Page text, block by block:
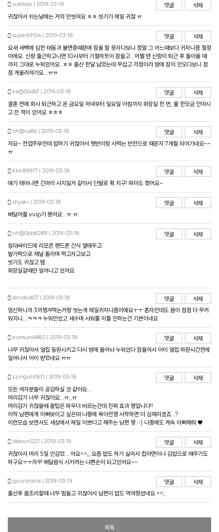
warbasi | 2019-03-18 삭제
댓글
귀찮아서 쉬는날에는 거의 안씻어요 ㅎㅎ 씻기가 제일 귀찮 ㅠ
superb1104 | 2019-03-18 삭제
댓글
요새 새벽에 심한 태동과 불면증때문에 잠을 잘 못자다보니 정말 그 어느때보다 귀차니즘 절정
이에요. 신랑 출근하고나면 10시부터 기절하듯이 잠들고.. 어쩔 땐 신랑이 퇴근 후 돌아올 때
까지 그대로 누워있어요..ㅎㅎ 출산 한달 남았는데 무섭고 걱정이라 밤에 잠이 안오다보니 점
점 게을러져가요...ㅠㅠ
ka@5bd6f | 2019-03-18 삭제
댓글
결혼 전에 회사 퇴근하고 온 금요일 저녁부터 일요일 아침까지 화장실 한 번, 물 한모금 안마시
고 잔 적이 있어요 ㅎㅎㅎ
nh@ca8b | 2019-03-18 삭제
댓글
저요~ 전업주부인데 밥하기 귀찮아서 햇반이랑 사먹는 반찬으로 때운지 7개월 되어가네요~~
ㅠ
kkk89917 | 2019-03-18 삭제
댓글
애기 태어나면 긴머리 사치일거 같아서 단발로 확 치구! 파마도 했어요~
shyaki | 2019-03-18 삭제
댓글
배달어플 vvip가 됐어요...ㅠ.ㅠ
nh@5bb8289 | 2019-03-18 삭제
댓글
침대싸이드에 리모콘 핸드폰 간식 옆에두고
발가락으로 채널 돌리며 먹고자고보고
씻기도 귀찮고 헴...
화장실갈때만 일어나고 있어요
dmdkd07 | 2019-03-18 삭제
댓글
임신하니까 3끼챙겨먹는거랑 씻는게 제일귀차니즘이예요ㅜㅜ 혼자인데도 몸이 점점 더 무거
워지니...ㅋㅋㅋ 누워만있고 세수며 샤워를 이틀 안하는건 기본이네요
eunsun4860 | 2019-03-18 삭제
댓글
너무 귀찮아서 얼집 등원시키고 다시 방에 들어놔 누워있다 잠들어서 아이 얼집 하원시간전에
일어나서 아이 받았네요 ㅠㅠ
zzingoh0611 | 2019-03-18 삭제
댓글
모든 여자분들이 공감하실 것 같아요...
머리감기 너무 귀찮아요...ㅠ_ㅠ
머리감기 귀찮을때 꿀팁은 파우더 바르는건데 진짜 효과 짱입니다!!
아직 남편에게 이뻐보이고 싶은데 나중에 육아전쟁 시작하면 더 심해지겠죠...?
이런모습 보면서도 세상에서 제일 이쁘다고 해주는 남편 짱 :-) 나중에도 계속 이뻐해줘 ♥
dbswn1221 | 2019-03-19 삭제
댓글
귀찮아서 머리 5일 안감았....어요^^;; 요즘 밥도 하기 싫어서 컵라면이나 김밥으로 때우기도
하구요ㅜㅜ자꾸 배달음식 시키려는 나쁜손이 되고있어요~~
gouninana | 2019-03-19 삭제
댓글
출산후 몸조리할때 너무 힘들고 귀찮아서 남편이 밥도 먹여줬었네요 ^^;
목록